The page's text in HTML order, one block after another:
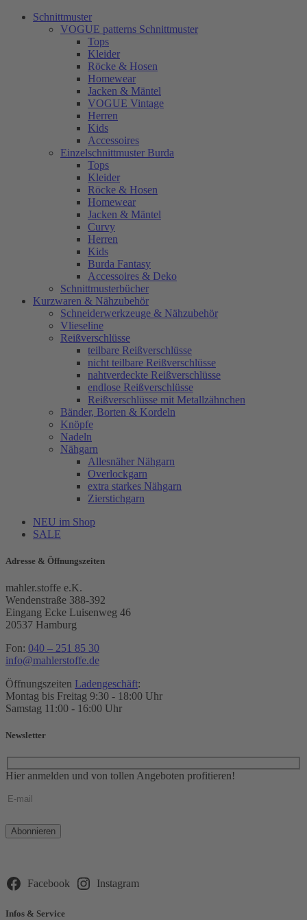
Schnittmuster
VOGUE patterns Schnittmuster
Tops
Kleider
Röcke & Hosen
Homewear
Jacken & Mäntel
VOGUE Vintage
Herren
Kids
Accessoires
Einzelschnittmuster Burda
Tops
Kleider
Röcke & Hosen
Homewear
Jacken & Mäntel
Curvy
Herren
Kids
Burda Fantasy
Accessoires & Deko
Schnittmusterbücher
Kurzwaren & Nähzubehör
Schneiderwerkzeuge & Nähzubehör
Vlieseline
Reißverschlüsse
teilbare Reißverschlüsse
nicht teilbare Reißverschlüsse
nahtverdeckte Reißverschlüsse
endlose Reißverschlüsse
Reißverschlüsse mit Metallzähnchen
Bänder, Borten & Kordeln
Knöpfe
Nadeln
Nähgarn
Allesnäher Nähgarn
Overlockgarn
extra starkes Nähgarn
Zierstichgarn
NEU im Shop
SALE
Adresse & Öffnungszeiten
mahler.stoffe e.K.
Wendenstraße 388-392
Eingang Ecke Luisenweg 46
20537 Hamburg
Fon: 040 – 251 85 30
info@mahlerstoffe.de
Öffnungszeiten Ladengeschäft:
Montag bis Freitag 9:30 - 18:00 Uhr
Samstag 11:00 - 16:00 Uhr
Newsletter
Hier anmelden und von tollen Angeboten profitieren!
Bitte
lasse
leer.
Facebook Instagram
Infos & Service